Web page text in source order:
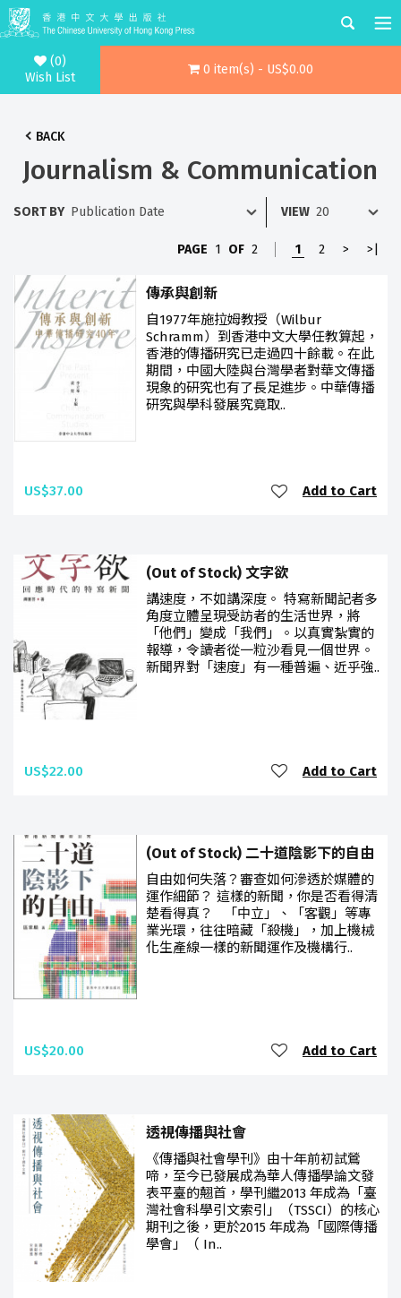
(0)
Wish List
0 item(s) - US$0.00
BACK
Journalism & Communication
SORT BY VIEW
PAGE 1 OF 2 1 2 > >|
傳承與創新
自1977年施拉姆教授（Wilbur
Schramm）到香港中文大學任教算起，
香港的傳播研究已走過四十餘載。在此
期間，中國大陸與台灣學者對華文傳播
現象的研究也有了長足進步。中華傳播
研究與學科發展究竟取..
US$37.00 Add to Cart
(Out of Stock) 文字欲
講速度，不如講深度。 特寫新聞記者多
角度立體呈現受訪者的生活世界，將
「他們」變成「我們」。以真實紮實的
報導，令讀者從一粒沙看見一個世界。
新聞界對「速度」有一種普遍、近乎強..
US$22.00 Add to Cart
(Out of Stock) 二十道陰影下的自由
自由如何失落？審查如何滲透於媒體的
運作細節？ 這樣的新聞，你是否看得清
楚看得真？ 「中立」、「客觀」等專
業光環，往往暗藏「殺機」，加上機械
化生產線一樣的新聞運作及機構行..
US$20.00 Add to Cart
透視傳播與社會
《傳播與社會學刊》由十年前初試鶯
啼，至今已發展成為華人傳播學論文發
表平臺的翹首，學刊繼2013 年成為「臺
灣社會科學引文索引」（TSSCI）的核心
期刊之後，更於2015 年成為「國際傳播
學會」（ In..